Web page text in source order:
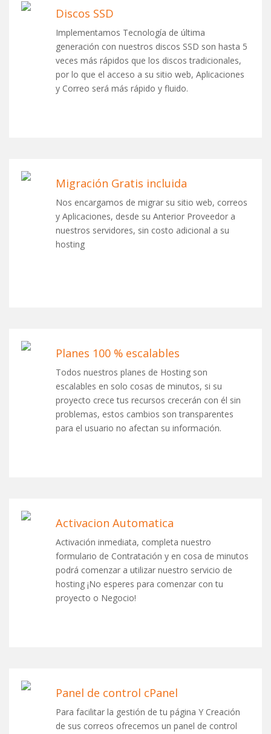
Discos SSD
Implementamos Tecnología de última
generación con nuestros discos SSD son hasta 5
veces más rápidos que los discos tradicionales,
por lo que el acceso a su sitio web, Aplicaciones
y Correo será más rápido y fluido.
Migración Gratis incluida
Nos encargamos de migrar su sitio web, correos
y Aplicaciones, desde su Anterior Proveedor a
nuestros servidores, sin costo adicional a su
hosting
Planes 100 % escalables
Todos nuestros planes de Hosting son
escalables en solo cosas de minutos, si su
proyecto crece tus recursos crecerán con él sin
problemas, estos cambios son transparentes
para el usuario no afectan su información.
Activacion Automatica
Activación inmediata, completa nuestro
formulario de Contratación y en cosa de minutos
podrá comenzar a utilizar nuestro servicio de
hosting ¡No esperes para comenzar con tu
proyecto o Negocio!
Panel de control cPanel
Para facilitar la gestión de tu página Y Creación
de sus correos ofrecemos un panel de control